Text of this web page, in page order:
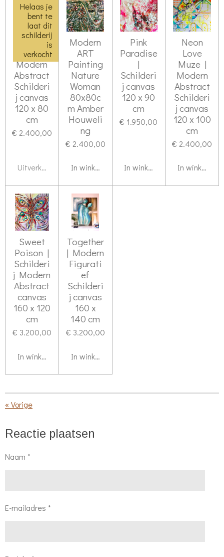
Helaas je
bent te
laat dit
schilderij
is
verkocht
Pastel
Dream |
Modern
Abstract
Schilderi
j canvas
120 x 80
cm
€ 2.400,00
Uitverkocht
Modern
ART
Painting
Nature
Woman
80x80c
m Amber
Houweli
ng
€ 2.400,00
In winkelwagen
Pink
Paradise
|
Schilderi
j canvas
120 x 90
cm
€ 1.950,00
In winkelwagen
Neon
Love
Muze |
Modern
Abstract
Schilderi
j canvas
120 x 100
cm
€ 2.400,00
In
Sweet
Poison |
Schilderi
j Modern
Abstract
canvas
160 x 120
cm
€ 3.200,00
In winkelwagen
Together
| Modern
Figurati
ef
Schilderi
j canvas
160 x
140 cm
€ 3.200,00
In winkelwagen
« Vorige
Reactie plaatsen
Naam *
E-mailadres *